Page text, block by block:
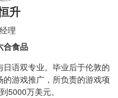
升
理
合食品
语双专业。毕业后于伦敦的
游戏推广，所负责的游戏项
5000万美元。